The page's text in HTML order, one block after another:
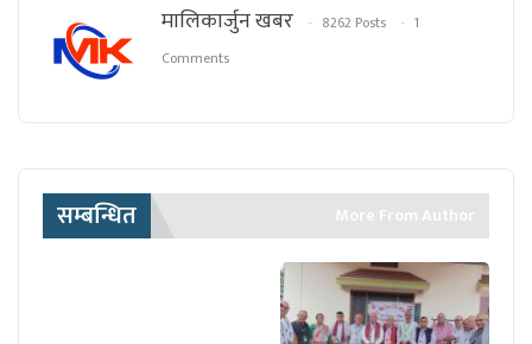
मालिकार्जुन खबर 8262 Posts
1
Comments
सम्बन्धित More From Author